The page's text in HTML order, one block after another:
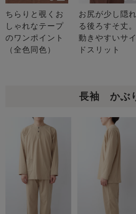
ちらりと覗くお
しゃれなテープ
のワンポイント
（全色同色）
お尻が少し隠れ
る後ろすそ丈。
動きやすいサイ
ドスリット
長袖 かぶ